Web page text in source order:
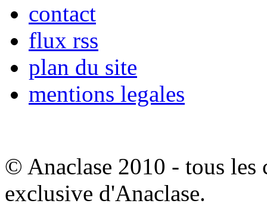
contact
flux rss
plan du site
mentions legales
© Anaclase 2010 - tous les
exclusive d'Anaclase.